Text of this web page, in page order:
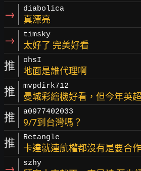
→ diabolica
真漂亮
→ timsky
太好了 完美好看
推 ohsI
地面是誰代理啊
推 mvpdirk712
曼城彩繪機好看，但今年英
推 a0977402033
9/7到台灣嗎？
推 Retangle
卡達就連航權都沒有是要合
szhy